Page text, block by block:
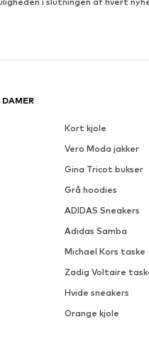
DAMER
Kort kjole
Vero Moda jakker
Gina Tricot bukser
Grå hoodies
ADIDAS Sneakers
Adidas Samba
Michael Kors taske
Zadig Voltaire
Hvide sneakers
Orange kjole